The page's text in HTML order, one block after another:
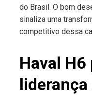
do Brasil. O bom
sinaliza uma
competitivo dessa
Haval